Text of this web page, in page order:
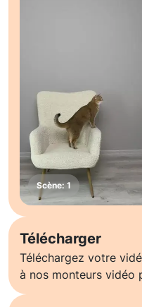
Télécharger
Téléchargez votre
à nos monteurs vidéo